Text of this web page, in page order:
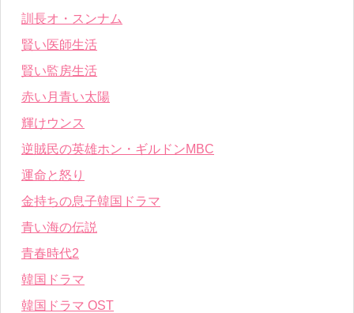
訓長オ・スンナム
賢い医師生活
賢い監房生活
赤い月青い太陽
輝けウンス
逆賊民の英雄ホン・ギルドンMBC
運命と怒り
金持ちの息子韓国ドラマ
青い海の伝説
青春時代2
韓国ドラマ
韓国ドラマ OST